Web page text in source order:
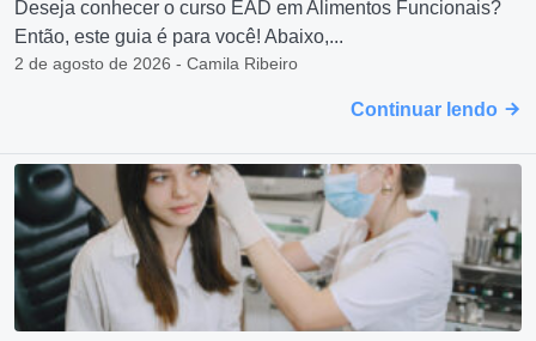
Deseja conhecer o curso EAD em Alimentos Funcionais?
Então, este guia é para você! Abaixo,...
2 de agosto de 2026 - Camila Ribeiro
Continuar lendo